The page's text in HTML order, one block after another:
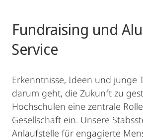
Fundraising und
Service
Erkenntnisse, Ideen und junge
darum geht, die Zukunft zu
Hochschulen eine zentrale
Gesellschaft ein. Unsere
Anlaufstelle für engagierte